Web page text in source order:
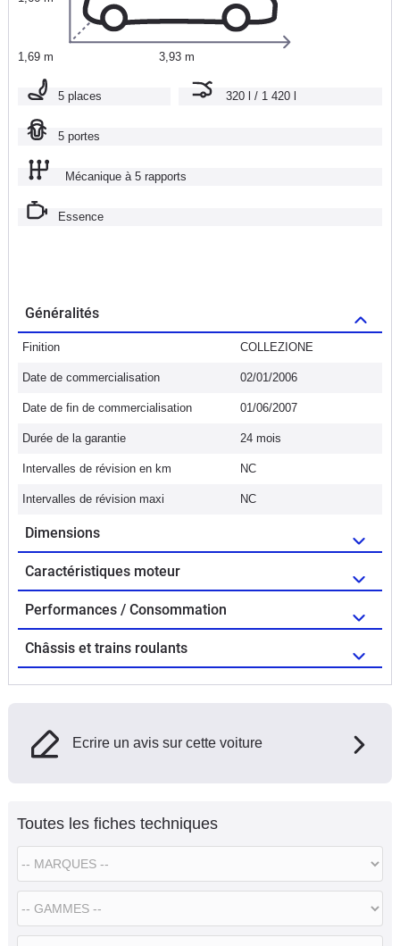
1,69 m 3,93 m
5 places 320 l / 1 420 l
5 portes
Mécanique à 5 rapports
Essence
Généralités
Finition COLLEZIONE
Date de commercialisation 02/01/2006
Date de fin de commercialisation 01/06/2007
Durée de la garantie 24 mois
Intervalles de révision en km NC
Intervalles de révision maxi NC
Dimensions
Caractéristiques moteur
Performances / Consommation
Châssis et trains roulants
Ecrire un avis sur cette voiture
Toutes les fiches techniques